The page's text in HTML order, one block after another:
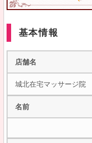
基本情報
店舗名
城北在宅マッサージ院
名前